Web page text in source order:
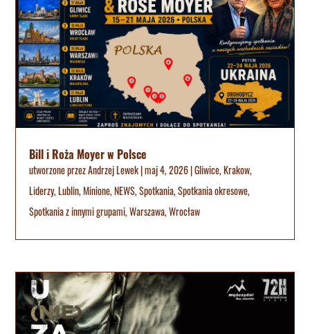
Bill i Roża Moyer w Polsce
utworzone przezAndrzej Lewek|maj 4, 2026|Gliwice,Krakow,
Liderzy,Lublin,Minione,NEWS,Spotkania,Spotkania okresowe,
Spotkania z innymi grupami,Warszawa,Wrocław